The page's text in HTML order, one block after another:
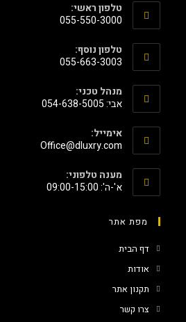
טלפון ראשי:
055-550-3000
טלפון נוסף:
055-663-3003
מנהל טכני:
אבי: 054-638-5005
אימייל:
‫Office@dluxry.com‬
מענה טלפוני:
א'-ה': 09:00-15:00
מפת אתר
דף הבית
אודות
תקנון אתר
צרו קשר